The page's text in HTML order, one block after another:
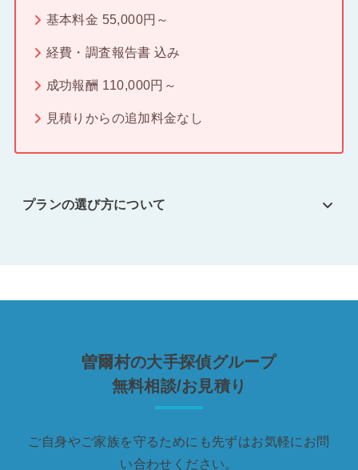
基本料金 55,000円～
経費・調査報告書 込み
成功報酬 110,000円～
見積りからの追加料金なし
プランの選び方について
曽爾村の大手探偵グループ
無料相談/お見積り
ご自身やご家族を守るためにも先ずはお気軽にお問
い合わせください。